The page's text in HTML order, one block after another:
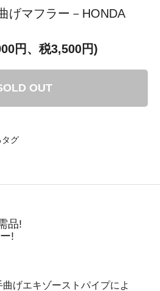
げマフラー－HONDA
円、税3,500円)
OUT
タグ
品!
!
げエキゾーストパイプによ